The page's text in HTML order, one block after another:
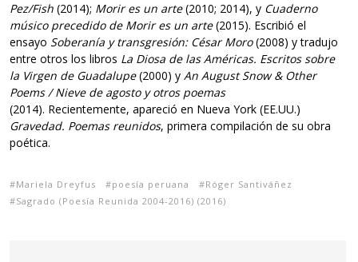
Pez/Fish (2014); Morir es un arte(2010; 2014), y Cuaderno
músico precedido de Morir es un arte(2015). Escribió el
ensayo Soberanía y transgresión: César Moro(2008) y tradujo
entre otros los libros La Diosa de las Américas. Escritos sobre
la Virgen de Guadalupe(2000) y An August Snow & Other
Poems / Nieve de agosto y otros poemas
(2014). Recientemente, apareció en Nueva York (EE.UU.)
Gravedad. Poemas reunidos, primera compilación de su obra
poética.
Mariela Dreyfus poesía peruana
Róger Santiváñez
Sagrado (Poesía Reunida 2004-2016) (2016)